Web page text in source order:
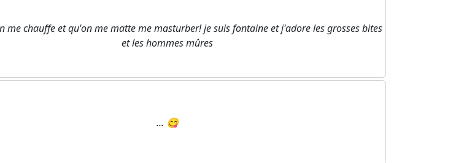
me chauffe et qu'on me matte me masturber! je suis fontaine et j'adore les grosses bites
et les hommes mûres
... 😋